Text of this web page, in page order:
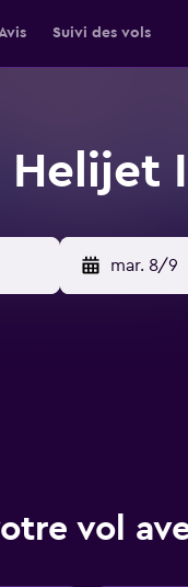
Suivi des vols
Helijet
mar. 8/9
vol